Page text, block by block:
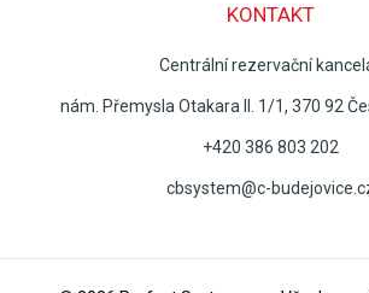
KONTAKT
Centrální rezervační
nám. Přemysla Otakara II. 1/1, 370 92
+420 386 803 202
cbsystem@c-